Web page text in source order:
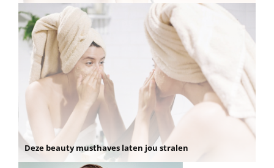
Deze beauty musthaves laten jou stralen